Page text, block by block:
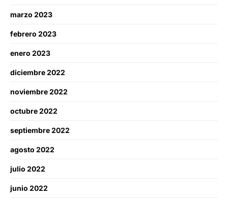
marzo 2023
febrero 2023
enero 2023
diciembre 2022
noviembre 2022
octubre 2022
septiembre 2022
agosto 2022
julio 2022
junio 2022